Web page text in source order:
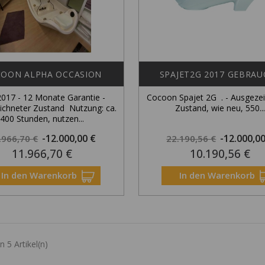
ALPHA OCCASION
- 12 Monate Garantie -
Zustand Nutzung: ca.
400 Stunden, nutzen...
€ -12.000,00 €
11.966,70 €
In den Warenkorb
SPAJET2G 2017
Cocoon Spajet 2G . -
Zustand, wie neu, 550...
Regulärer
22.190,56 € -
10.190,56 €
In den Warenkorb
5 Artikel(n)